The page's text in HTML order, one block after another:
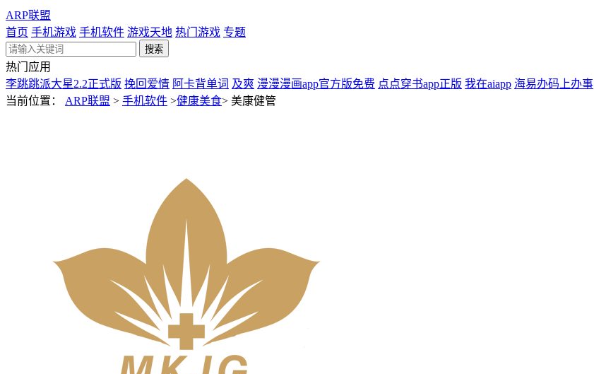
ARP联盟
首页 手机游戏 手机软件 游戏天地 热门游戏 专题
热门应用
李跳跳派大星2.2正式版 挽回爱情 阿卡背单词 及爽 漫漫漫画app官方版免费 点点穿书app正版 我在aiapp 海易办码上办事
当前位置： ARP联盟 > 手机软件 >健康美食> 美康健管